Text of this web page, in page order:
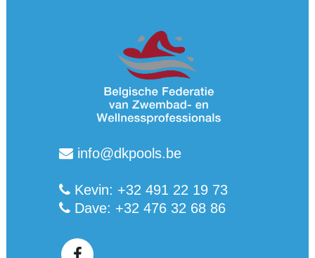
info@dkpools.be
Kevin: +32 491 22 19 73
Dave: +32 476 32 68 86